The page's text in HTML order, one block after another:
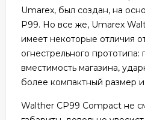
Umarex, был создан, на
P99. Но все же, Umarex
имеет некоторые отличия
огнестрельного прототипа:
вместимость магазина,
более компактный размер
Walther CP99 Compact не